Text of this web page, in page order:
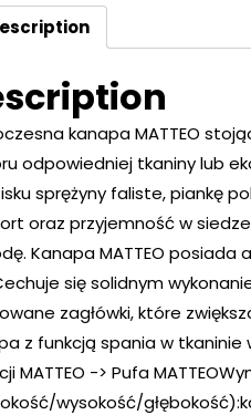
kanapa MATTEO
odpowiedniej tkaniny lub
sprężyny faliste, piankę
oraz przyjemność w
Kanapa MATTEO
się solidnym
zagłówki, które
z funkcją spania w tkaninie
MATTEO -> Pufa
wysokość/